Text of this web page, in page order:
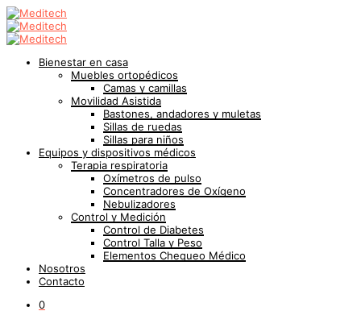
Bienestar en casa
Muebles ortopédicos
Camas y camillas
Movilidad Asistida
Bastones, andadores y muletas
Sillas de ruedas
Sillas para niños
Equipos y dispositivos médicos
Terapia respiratoria
Oxímetros de pulso
Concentradores de Oxígeno
Nebulizadores
Control y Medición
Control de Diabetes
Control Talla y Peso
Elementos Chequeo Médico
Nosotros
Contacto
0